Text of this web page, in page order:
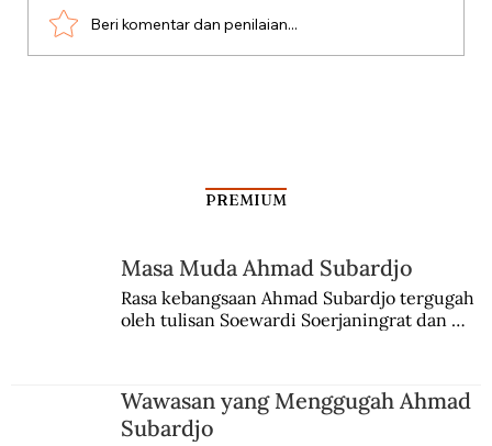
Kabinet Bayangan Tan Malaka
Beri komentar dan penilaian...
PREMIUM
Masa Muda Ahmad Subardjo
Rasa kebangsaan Ahmad Subardjo tergugah
oleh tulisan Soewardi Soerjaningrat dan
Wawasan yang Menggugah Ahmad
Subardjo